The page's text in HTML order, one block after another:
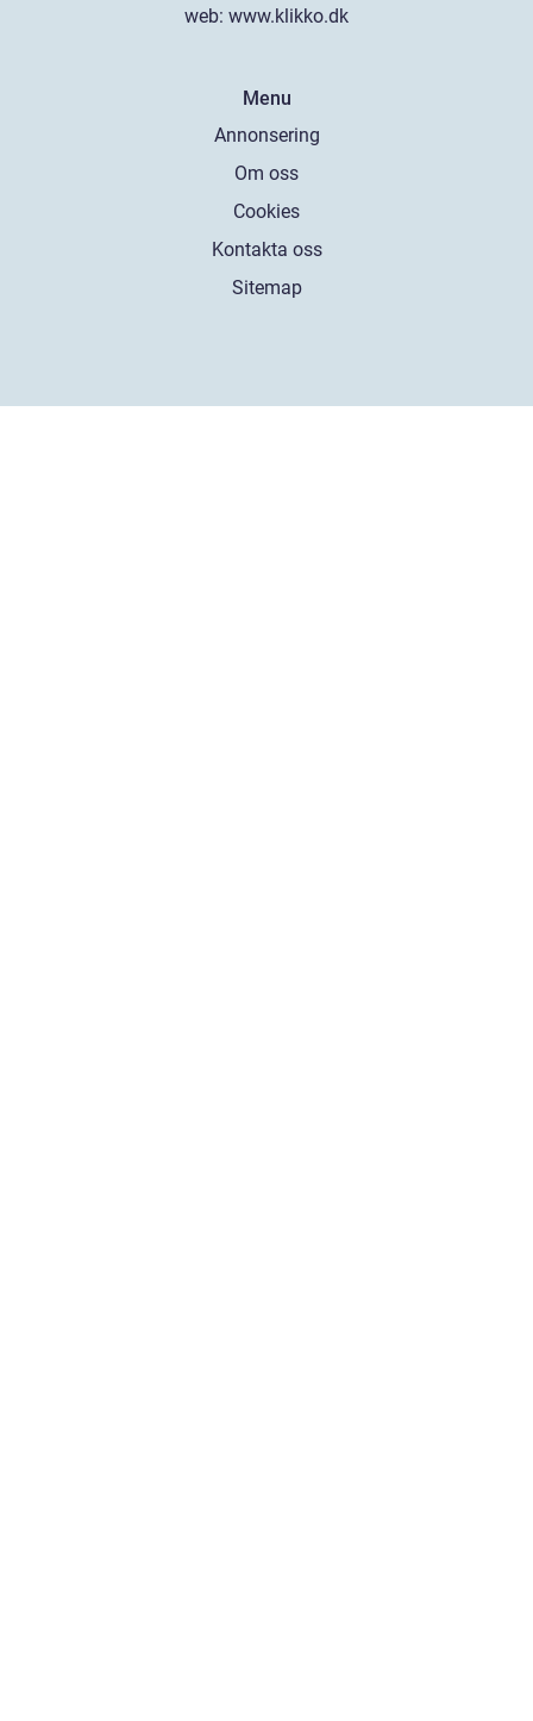
web: www.klikko.dk
Menu
Annonsering
Om oss
Cookies
Kontakta oss
Sitemap